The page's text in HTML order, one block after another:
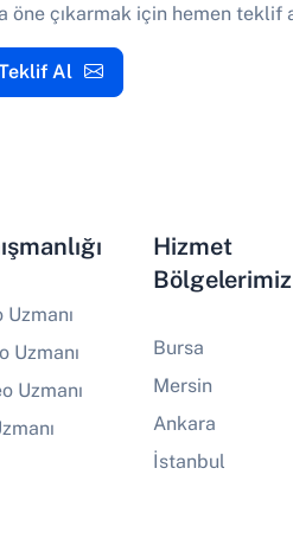
çıkarmak için hemen teklif
Al
Uzmanı
Uzmanı
Hizmet
Bölgelerimiz
Bursa
Mersin
Ankara
İstanbul